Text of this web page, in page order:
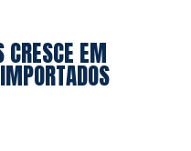
CRESCE EM